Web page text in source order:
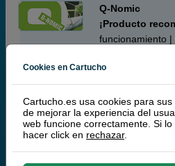
Q-Nomic
¡Producto
funcionamiento
Q-Nomic Multipack 41 (tri-
Ahorra
Cartuchos de tinta o toners que
Cookies en Cartucho
Cartucho.es usa cookies para
de mejorar la experiencia del
web funcione correctamente. Si
hacer click en rechazar.